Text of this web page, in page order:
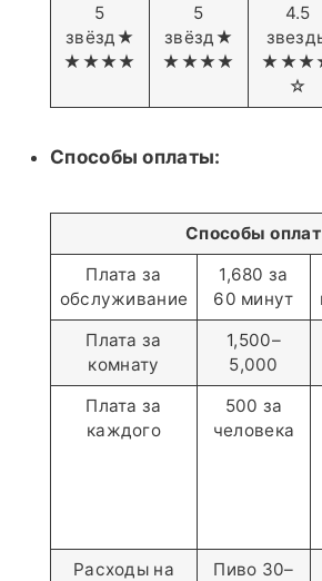
5
звёзд★
★★★★
5
звёзд★
★★★★
4.5
☆
Способы оплаты:
Способы
Плата за
обслуживание
1,680 за
60 минут
Плата за
комнату
1,500–
5,000
Плата за
каждого
500 за
человека
Расходы на
Пиво 30–